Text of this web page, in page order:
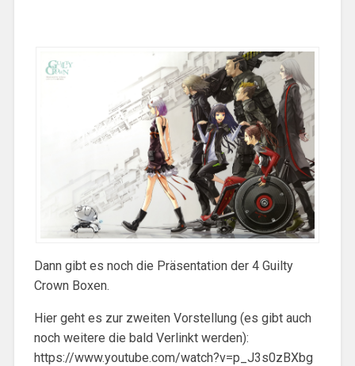
Dann gibt es noch die Präsentation der 4 Guilty
Crown Boxen.
Hier geht es zur zweiten Vorstellung (es gibt auch
noch weitere die bald Verlinkt werden):
https://www.youtube.com/watch?v=p_J3s0zBXbg